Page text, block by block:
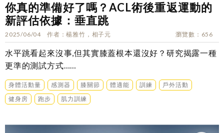
你真的準備好了嗎？ACL術後重返運動的
新評估依據：垂直跳
2025/06/04 作者 楊雅竹，相子元 瀏覽數 656
水平跳看起來沒事,但其實膝蓋根本還沒好？研究揭露一種
更準的測試方式……
身體活動量 感測器 膝關節 體適能 訓練
戶外活動
健身房
跑步 肌力訓練